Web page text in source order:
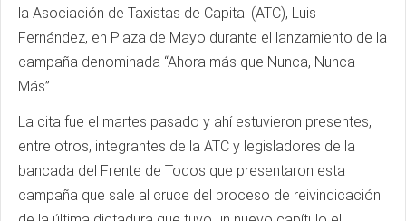
la Asociación de Taxistas de Capital (ATC), Luis
Fernández, en Plaza de Mayo durante el lanzamiento de la
campaña denominada “Ahora más que Nunca, Nunca
Más”.
La cita fue el martes pasado y ahí estuvieron presentes,
entre otros, integrantes de la ATC y legisladores de la
bancada del Frente de Todos que presentaron esta
campaña que sale al cruce del proceso de reivindicación